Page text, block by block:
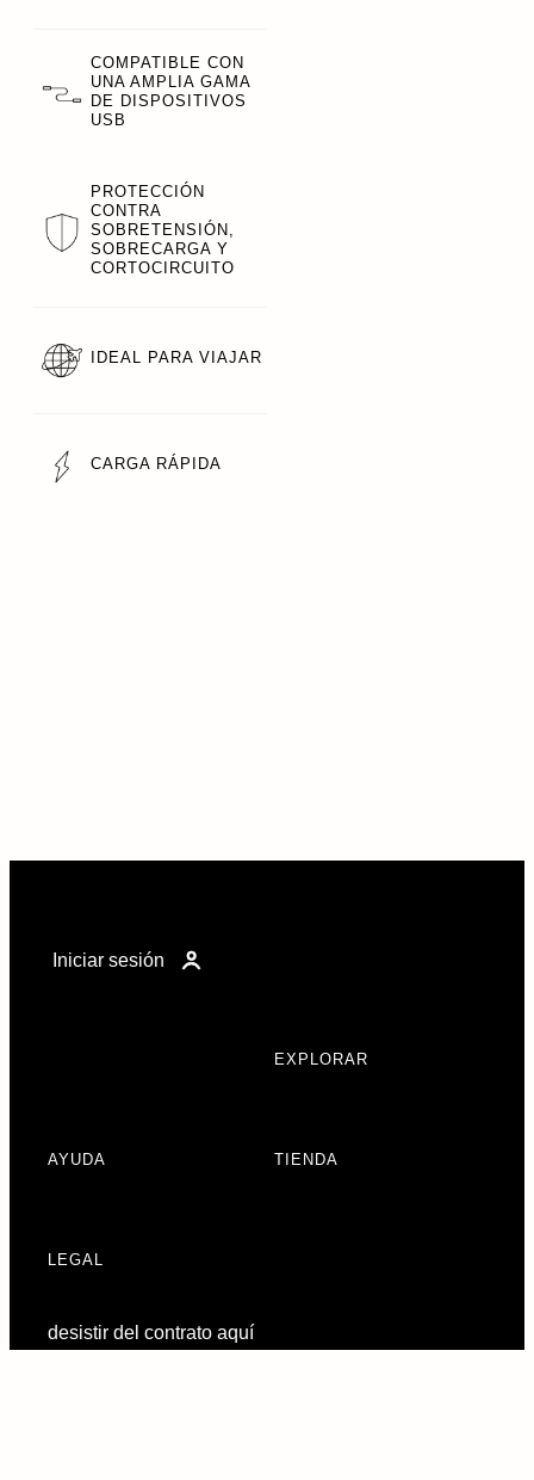
COMPATIBLE CON
UNA AMPLIA GAMA
DE DISPOSITIVOS
USB
PROTECCIÓN
CONTRA
SOBRETENSIÓN,
SOBRECARGA Y
CORTOCIRCUITO
IDEAL PARA VIAJAR
CARGA RÁPIDA
Iniciar sesión
EXPLORAR
AYUDA TIENDA
LEGAL
desistir del contrato aquí